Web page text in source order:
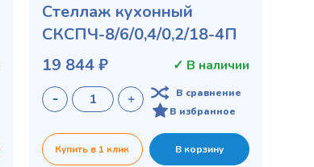
Стеллаж кухонный
СКСПЧ-8/6/0,4/0,2/18-4П
19 844 ₽
✓ В наличии
В сравнение
В избранное
Купить в 1 клик В корзину